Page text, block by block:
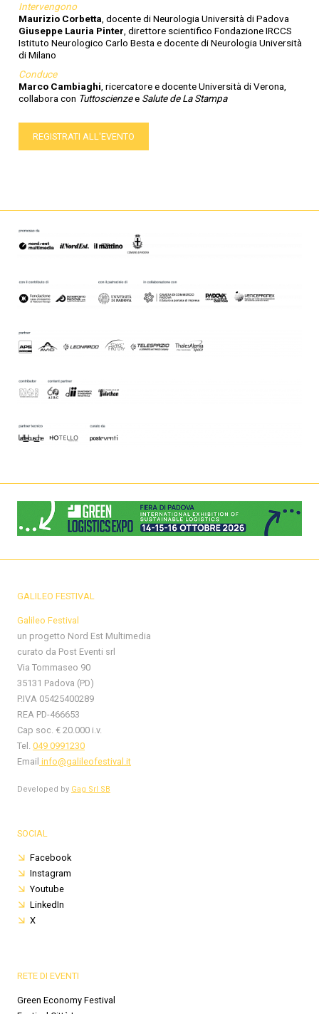
Intervengono
Maurizio Corbetta , docente di Neurologia Università di Padova
Giuseppe Lauria Pinter , direttore scientifico Fondazione IRCCS
Istituto Neurologico Carlo Besta e docente di Neurologia Università
di Milano
Conduce
Marco Cambiaghi , ricercatore e docente Università di Verona,
collabora con Tuttoscienzee Salute de La Stampa
REGISTRATI ALL'EVENTO
GALILEO FESTIVAL
Galileo Festival
un progetto Nord Est Multimedia
curato da Post Eventi srl
Via Tommaseo 90
35131 Padova (PD)
P.IVA 05425400289
REA PD-466653
Cap soc. € 20.000 i.v.
Tel. 049 0991230
Email info@galileofestival.it
Developed by Gag Srl SB
SOCIAL
Facebook
Instagram
Youtube
LinkedIn
X
RETE DI EVENTI
Green Economy Festival